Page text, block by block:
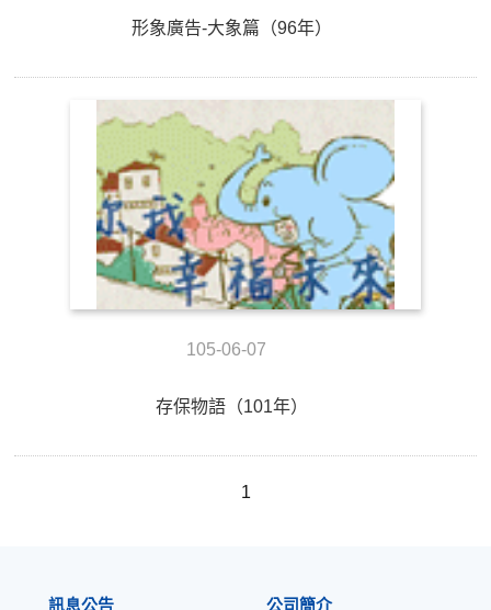
形象廣告-大象篇（96年）
105-06-07
存保物語（101年）
1
訊息公告
公司簡介